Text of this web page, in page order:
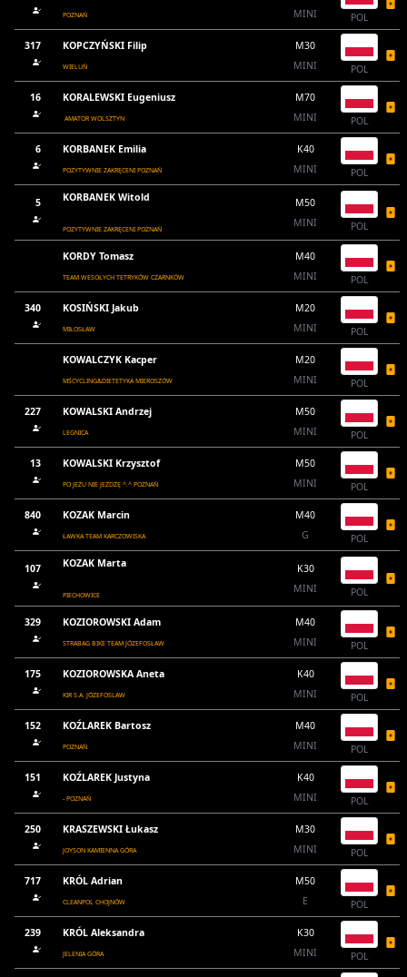
POZNAŃ MINI POL
317 KOPCZYŃSKI Filip
WIELUŃ
M30
MINI
POL
16 KORALEWSKI Eugeniusz
AMATOR WOLSZTYN
M70
MINI
POL
6 KORBANEK Emilia
POZYTYWNIE ZAKRĘCENI POZNAŃ
K40
MINI
POL
5 KORBANEK Witold
POZYTYWNIE ZAKRĘCENI POZNAŃ
M50
MINI
POL
KORDY Tomasz
TEAM WESOŁYCH TETRYKÓW CZARNKÓW
M40
MINI
POL
340 KOSIŃSKI Jakub
MIŁOSŁAW
M20
MINI
POL
KOWALCZYK Kacper
MŚCYCLING&DIETETYKA MIEROSZÓW
M20
MINI
POL
227 KOWALSKI Andrzej
LEGNICA
M50
MINI
POL
13 KOWALSKI Krzysztof
PO JEŻU NIE JEŻDŻĘ ^.^ POZNAŃ
M50
MINI
POL
840 KOZAK Marcin
ŁAWKA TEAM KARCZOWISKA
M40
G
POL
107 KOZAK Marta
PIECHOWICE
K30
MINI
POL
329 KOZIOROWSKI Adam
STRABAG BIKE TEAM JÓZEFOSŁAW
M40
MINI
POL
175 KOZIOROWSKA Aneta
KIR S.A. JÓZEFOSLAW
K40
MINI
POL
152 KOŹLAREK Bartosz
POZNAŃ
M40
MINI
POL
151 KOŹLAREK Justyna
- POZNAŃ
K40
MINI
POL
250 KRASZEWSKI Łukasz
JOYSON KAMIENNA GÓRA
M30
MINI
POL
717 KRÓL Adrian
CLEANPOL CHOJNÓW
M50
E
POL
239 KRÓL Aleksandra
JELENIA GÓRA
K30
MINI
POL